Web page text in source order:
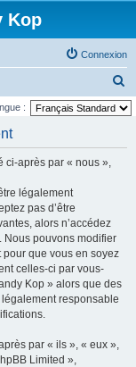
Kop
Connexion
e
:
ci-après par « nous »,
légalement
pas d’être
alors n’accédez
Nous pouvons modifier
pour que vous en soyez
celles-ci par vous-
Kop » alors que des
responsable
par « ils », « eux »,
Limited »,